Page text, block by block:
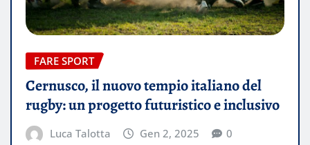
FARE SPORT
Cernusco, il nuovo tempio italiano del
rugby: un progetto futuristico e inclusivo
Luca Talotta Gen 2, 2025 0